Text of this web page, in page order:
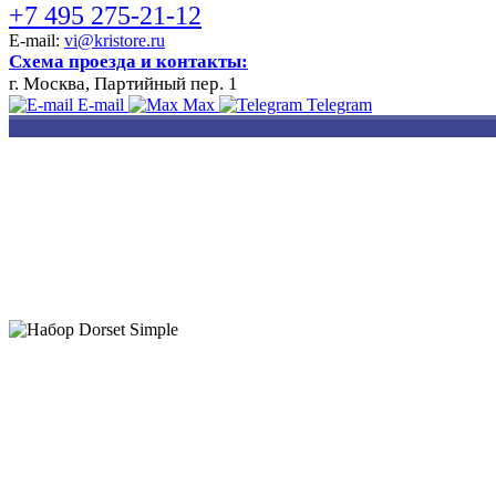
+7 495 275-21-12
E-mail: vi@kristore.ru
Схема проезда и контакты:
г. Москва, Партийный пер. 1
E-mail Max Telegram